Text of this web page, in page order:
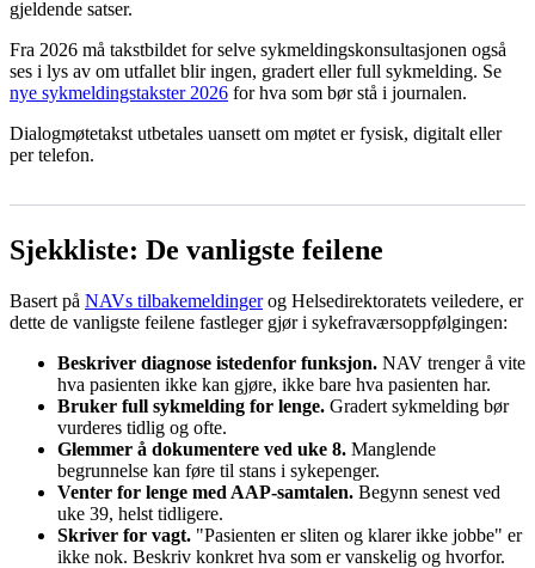
gjeldende satser.
Fra 2026 må takstbildet for selve sykmeldingskonsultasjonen også
ses i lys av om utfallet blir ingen, gradert eller full sykmelding. Se
nye sykmeldingstakster 2026 for hva som bør stå i journalen.
Dialogmøtetakst utbetales uansett om møtet er fysisk, digitalt eller
per telefon.
Sjekkliste: De vanligste feilene
Basert på NAVs tilbakemeldingerog Helsedirektoratets veiledere, er
dette de vanligste feilene fastleger gjør i sykefraværsoppfølgingen:
Beskriver diagnose istedenfor funksjon. NAV trenger å vite
hva pasienten ikke kan gjøre, ikke bare hva pasienten har.
Bruker full sykmelding for lenge. Gradert sykmelding bør
vurderes tidlig og ofte.
Glemmer å dokumentere ved uke 8. Manglende
begrunnelse kan føre til stans i sykepenger.
Venter for lenge med AAP-samtalen. Begynn senest ved
uke 39, helst tidligere.
Skriver for vagt. "Pasienten er sliten og klarer ikke jobbe" er
ikke nok. Beskriv konkret hva som er vanskelig og hvorfor.